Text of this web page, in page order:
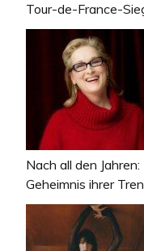
Tour-de-France-
Nach all den
Geheimnis ihrer